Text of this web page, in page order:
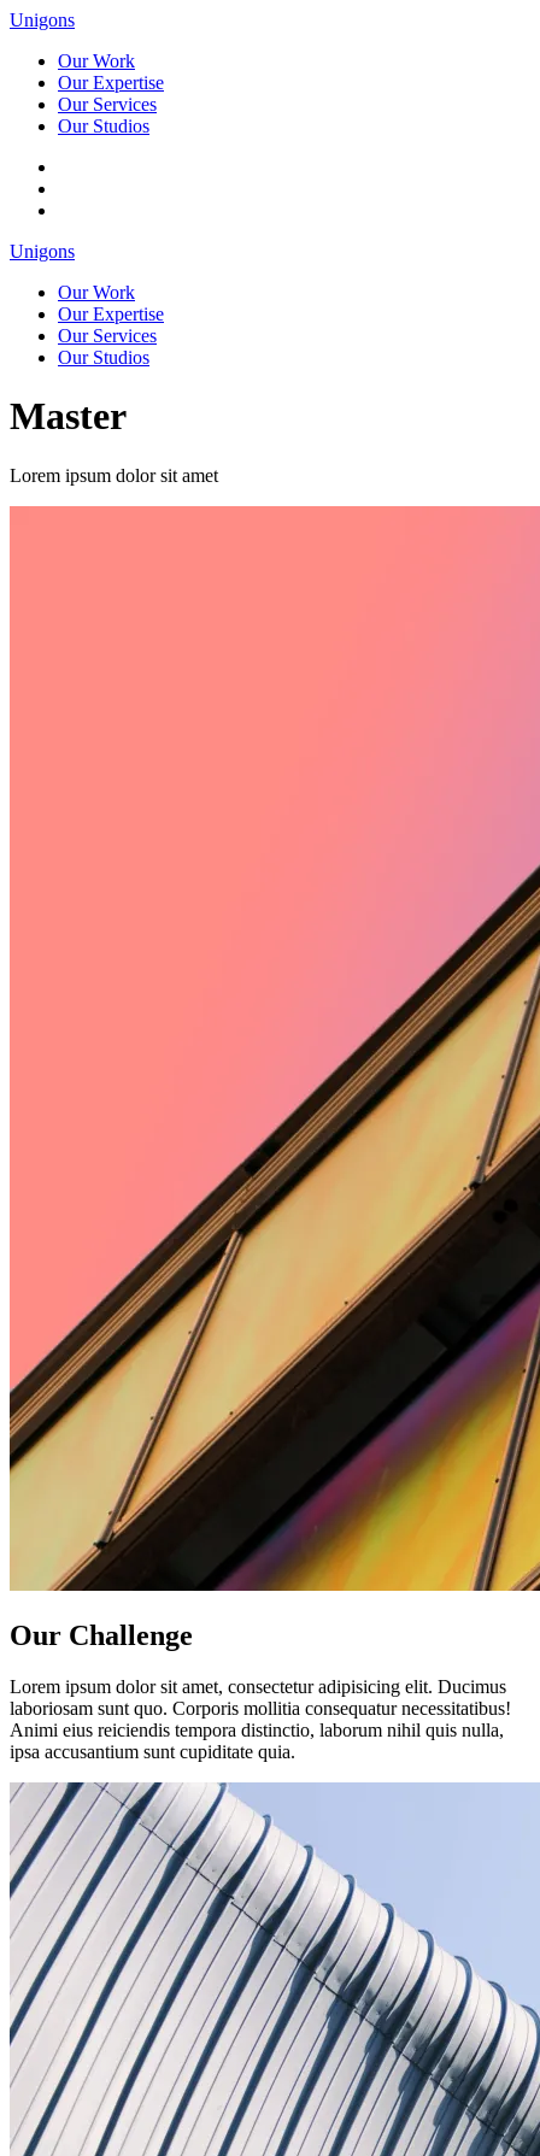
Unigons
Our Work
Our Expertise
Our Services
Our Studios
Unigons
Our Work
Our Expertise
Our Services
Our Studios
Master
Lorem ipsum dolor sit amet
Our Challenge
Lorem ipsum dolor sit amet, consectetur adipisicing elit. Ducimus
laboriosam sunt quo. Corporis mollitia consequatur necessitatibus!
Animi eius reiciendis tempora distinctio, laborum nihil quis nulla,
ipsa accusantium sunt cupiditate quia.